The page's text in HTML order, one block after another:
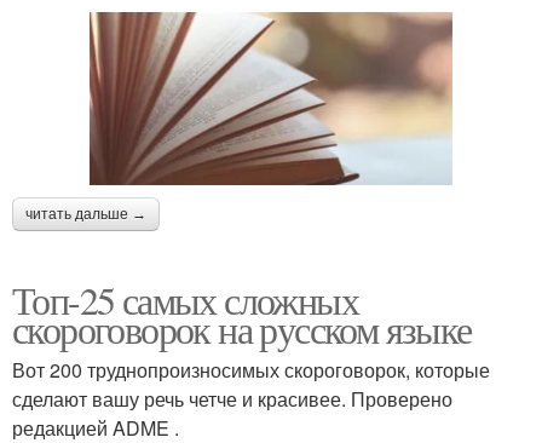
читать дальше →
Топ-25 самых сложных
скороговорок на русском языке
Вот 200 труднопроизносимых скороговорок, которые
сделают вашу речь четче и красивее. Проверено
редакцией ADME .